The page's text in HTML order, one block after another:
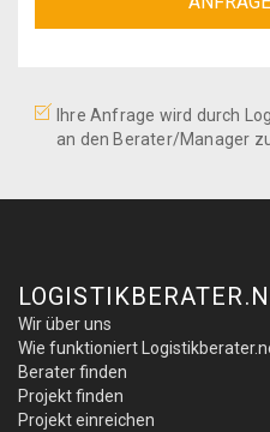
Ihre Anfrage wird durch
an den Berater/Manager
Wir über uns
Wie funktioniert
Berater finden
Projekt finden
Projekt einreichen